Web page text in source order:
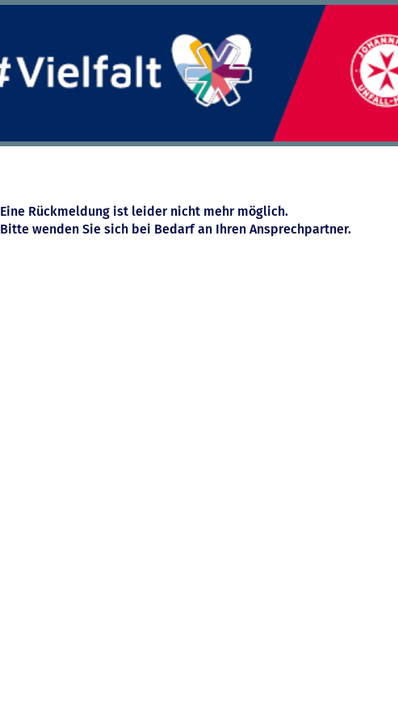
Eine Rückmeldung ist leider nicht mehr möglich.
Bitte wenden Sie sich bei Bedarf an Ihren Ansprechpartner.